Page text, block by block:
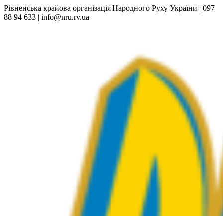
Рівненська крайова організація Народного Руху України | 097
88 94 633 | info@nru.rv.ua